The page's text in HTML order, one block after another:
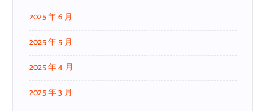
2025 年 6 月
2025 年 5 月
2025 年 4 月
2025 年 3 月